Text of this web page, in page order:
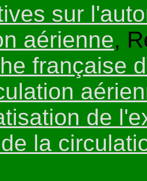
sur
aérienne,
française
de
la